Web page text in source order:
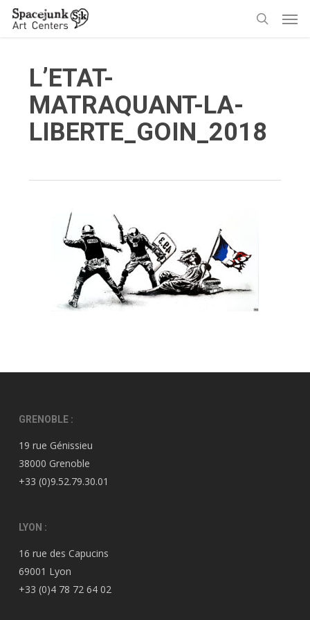
Skip
L’ETAT-
MATRAQUANT-LA-
LIBERTE_GOIN_2018
GRENOBLE :
19 rue Génissieu
38000 Grenoble
+33 (0)9.52.79.30.01
LYON :
16 rue des Capucins
69001 Lyon
+33 (0)4 78 72 64 02